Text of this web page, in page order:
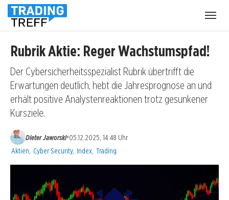
Rubrik Aktie: Reger Wachstumspfad!
Der Cybersicherheitsspezialist Rubrik übertrifft die
Erwartungen deutlich, hebt die Jahresprognose an und
erhält positive Analystenreaktionen trotz gesunkener
Kursziele.
Dieter Jaworski•05.12.2025, 14:48 Uhr
Kategorien:
Aktien Cyber Security, Index Trading